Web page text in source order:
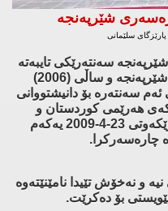
شێرپەنجە
سەنتەرێكی تایبەتە
بە چارەسەركردنی تووشبووانی شێرپەنجە و ساڵی (2006)
سەنتەرە بۆ دانیشتووانی
هەرێمی كوردستان و
پارێزگاكانی دیكەی عیراقە و لەرێكەوتی 23-4-2009 یەكەم
چارەسەركرا.
و نەخۆش تێیدا نامێنێتەوە
بۆ دەكرێت.